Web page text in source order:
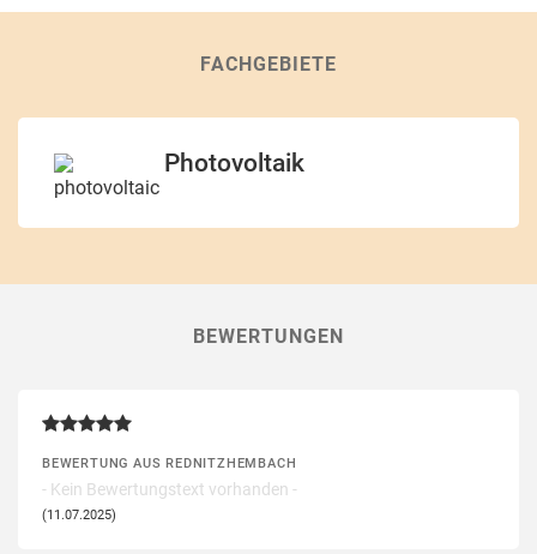
FACHGEBIETE
Photovoltaik
BEWERTUNGEN
BEWERTUNG AUS REDNITZHEMBACH
- Kein Bewertungstext vorhanden -
(11.07.2025)